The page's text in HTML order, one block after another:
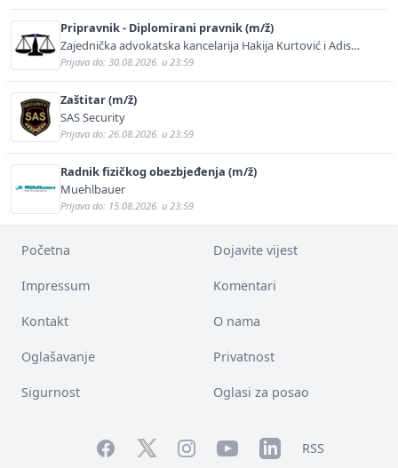
Pripravnik - Diplomirani pravnik (m/ž)
Zajednička advokatska kancelarija Hakija Kurtović i Adis
Kurtović
Prijava do: 30.08.2026. u 23:59
Zaštitar (m/ž)
SAS Security
Prijava do: 26.08.2026. u 23:59
Radnik fizičkog obezbjeđenja (m/ž)
Muehlbauer
Prijava do: 15.08.2026. u 23:59
Početna Dojavite vijest
Impressum Komentari
Kontakt O nama
Oglašavanje Privatnost
Sigurnost Oglasi za posao
FacebookTwitterInstagramYouTubeLinkedInRSS